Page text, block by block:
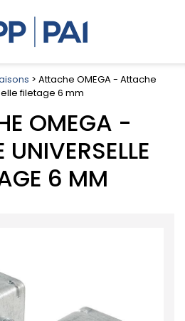
> Attache OMEGA - Attache
filetage 6 mm
OMEGA -
6 MM